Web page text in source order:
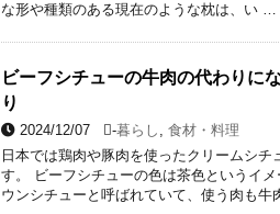
な形や種類のある現在のような枕は、い …
ビーフシチューの牛肉の代わりに
り
2024/12/07 -暮らし , 食材・料理
日本では鶏肉や豚肉を使ったクリームシ
す。 ビーフシチューの色は茶色というイ
ウンシチューと呼ばれていて、使う肉も